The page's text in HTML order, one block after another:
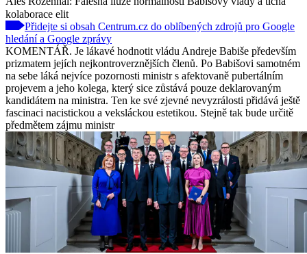
kolaborace elit
Přidejte si obsah Centrum.cz do oblíbených zdrojů pro Google
hledání a Google zprávy
KOMENTÁŘ. Je lákavé hodnotit vládu Andreje Babiše především
prizmatem jejích nejkontroverznějších členů. Po Babišovi samotném
na sebe láká nejvíce pozornosti ministr s afektovaně pubertálním
projevem a jeho kolega, který sice zůstává pouze deklarovaným
kandidátem na ministra. Ten ke své zjevné nevyzrálosti přidává ještě
fascinaci nacistickou a veksláckou estetikou. Stejně tak bude určitě
předmětem zájmu ministr